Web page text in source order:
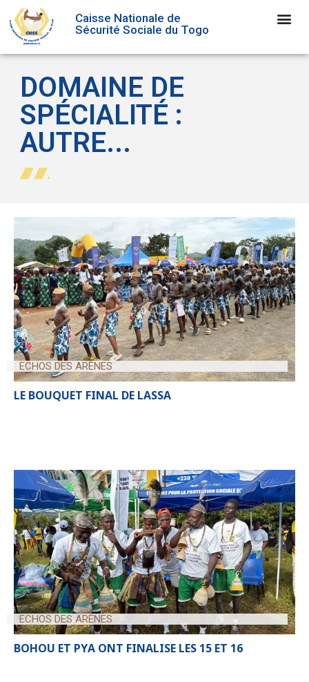
Caisse Nationale de
Sécurité Sociale du Togo
DOMAINE DE
SPÉCIALITÉ :
AUTRE...
ECHOS DES ARÈNES
LE BOUQUET FINAL DE LASSA
ECHOS DES ARÈNES
BOHOU ET PYA ONT FINALISE LES 15 ET 16